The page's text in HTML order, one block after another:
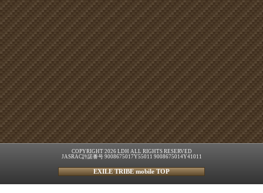
COPYRIGHT 2026 LDH ALL RIGHTS RESERVED
JASRAC許諾番号 9008675017Y55011 9008675014Y41011
EXILE TRIBE mobile TOP